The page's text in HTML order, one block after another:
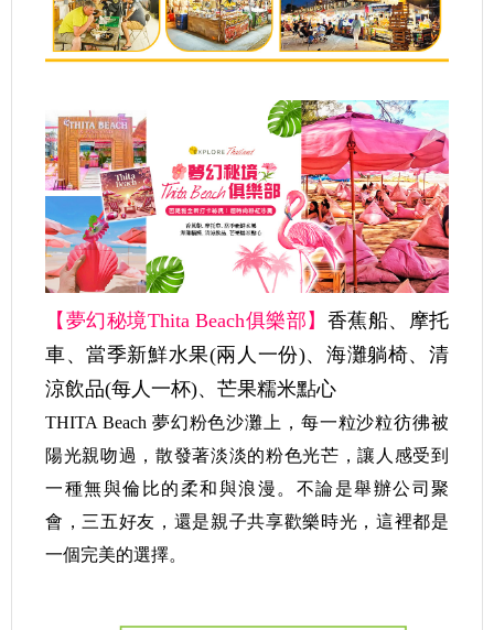
【夢幻秘境Thita Beach俱樂部】 香蕉船、摩托
車、當季新鮮水果(兩人一份)、海灘躺椅、清
涼飲品(每人一杯)、芒果糯米點心
THITA Beach 夢幻粉色沙灘上，每一粒沙粒彷彿被
陽光親吻過，散發著淡淡的粉色光芒，讓人感受到
一種無與倫比的柔和與浪漫。不論是舉辦公司聚
會，三五好友，還是親子共享歡樂時光，這裡都是
一個完美的選擇。